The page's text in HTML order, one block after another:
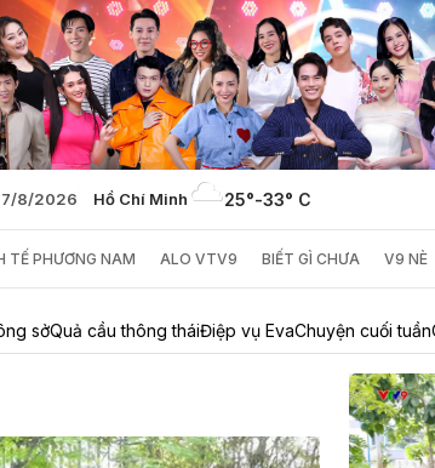
7/8/2026 Hồ Chí Minh 25°-33° C
TẾ PHƯƠNG NAM ALO VTV9 BIẾT GÌ CHƯA V9 NÈ
sởQuả cầu thông tháiĐiệp vụ EvaChuyện cuối tuần